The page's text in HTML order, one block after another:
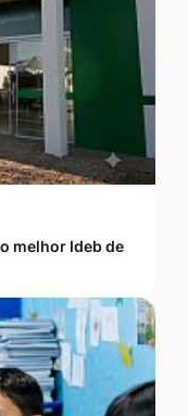
melhor Ideb de